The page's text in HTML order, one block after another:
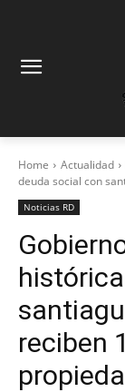
Home Actualidad
deuda social con
Noticias RD
reciben